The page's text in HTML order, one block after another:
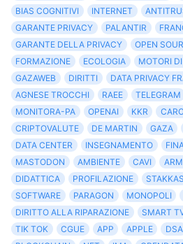
BIAS COGNITIVI
INTERNET
GARANTE PRIVACY
PALANTIR
GARANTE DELLA PRIVACY
OPEN
FORMAZIONE
ECOLOGIA MOTORI
GAZAWEB
DIRITTI DATA PRIVACY
AGNESE TROCCHI
RAEE TELEGRAM
MONITORA-PA
OPENAI KKR
CRIPTOVALUTE
DE MARTIN GAZA
DATA CENTER
INSEGNAMENTO
MASTODON
AMBIENTE CAVI
DIDATTICA
PROFILAZIONE
SOFTWARE
PARAGON MONOPOLI
DIRITTO ALLA RIPARAZIONE
SMART
TIK TOK
CGUE APP APPLE DSA